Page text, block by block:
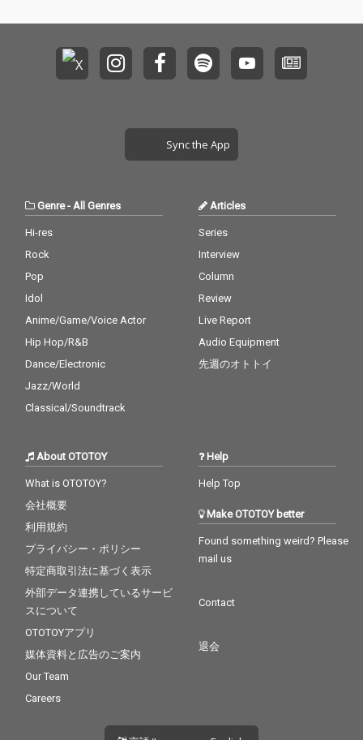
Sync the App
Genre-All Genres
Hi-res
Rock
Pop
Idol
Anime/Game/Voice Actor
Hip Hop/R&B
Dance/Electronic
Jazz/World
Classical/Soundtrack
Articles
Series
Interview
Column
Review
Live Report
Audio Equipment
先週のオトトイ
About OTOTOY
What is OTOTOY?
会社概要
利用規約
プライバシー・ポリシー
特定商取引法に基づく表示
外部データ連携しているサービ
スについて
OTOTOYアプリ
媒体資料と広告のご案内
Our Team
Careers
Help
Help Top
Make OTOTOY better
Found something weird? Please
mail us
Contact
退会